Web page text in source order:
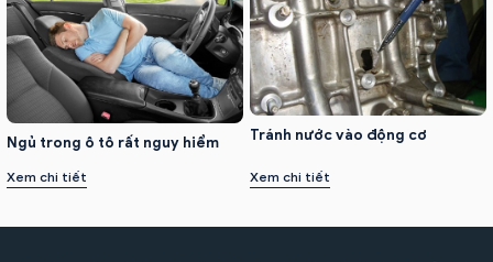
Ngủ trong ô tô rất nguy hiểm
Xem chi tiết
Tránh nước vào động cơ
Xem chi tiết